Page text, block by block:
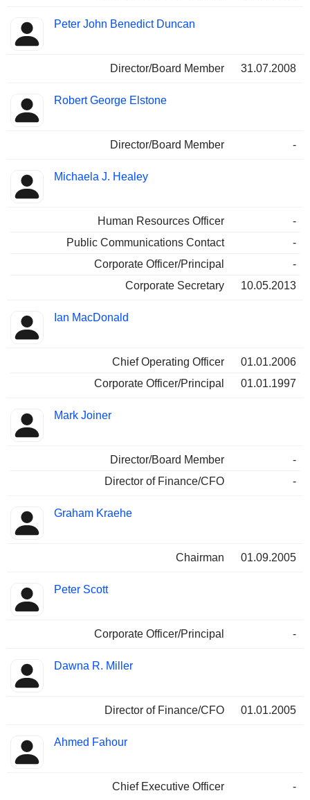
Peter John Benedict Duncan
Director/Board Member 31.07.2008
Robert George Elstone
Director/Board Member -
Michaela J. Healey
Human Resources Officer
-
Public Communications Contact
-
Corporate Officer/Principal
-
Corporate Secretary
10.05.2013
Ian MacDonald
Chief Operating Officer
01.01.2006
Corporate Officer/Principal
01.01.1997
Mark Joiner
Director/Board Member
-
Director of Finance/CFO
-
Graham Kraehe
Chairman 01.09.2005
Peter Scott
Corporate Officer/Principal -
Dawna R. Miller
Director of Finance/CFO 01.01.2005
Ahmed Fahour
Chief Executive Officer -